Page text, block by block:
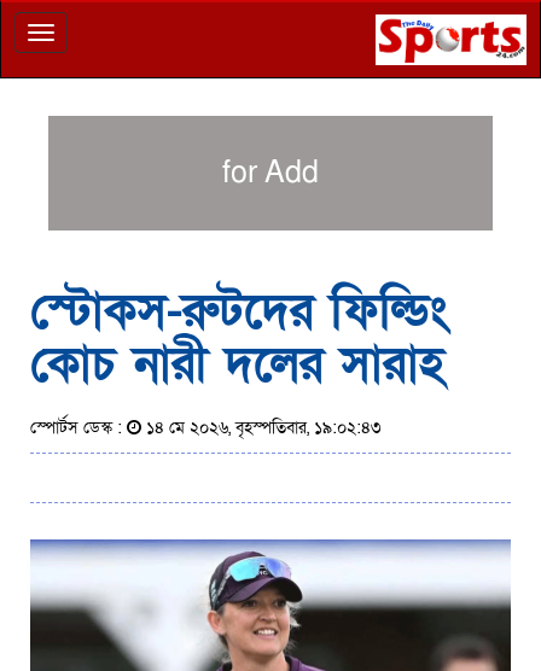
Toggle
navigation
for Add
স্টোকস-রুটদের ফিল্ডিং
কোচ নারী দলের সারাহ
স্পোর্টস ডেস্ক : ১৪ মে ২০২৬, বৃহস্পতিবার, ১৯:০২:৪৩